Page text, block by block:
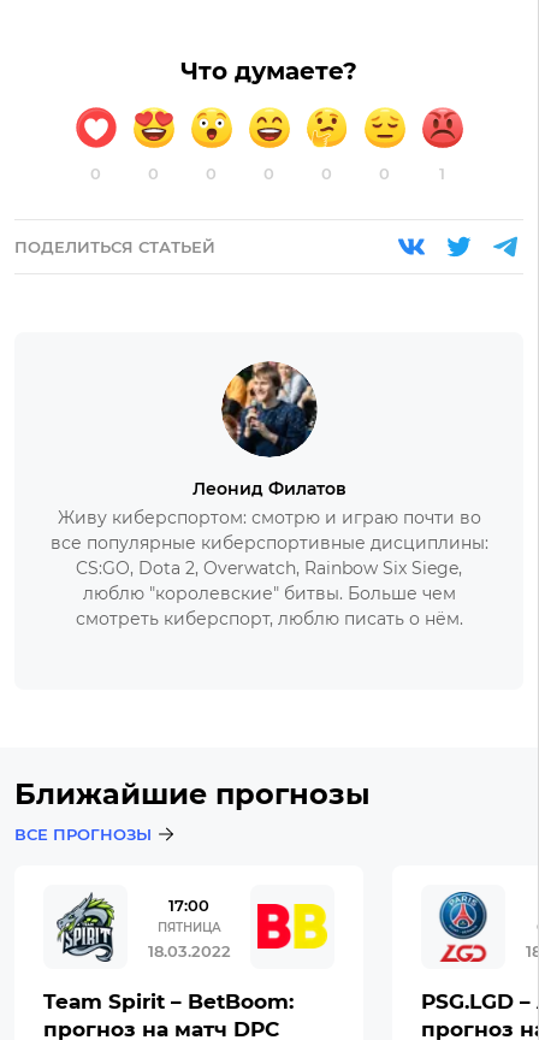
Что думаете?
0 0 0 0 0 0 1
ПОДЕЛИТЬСЯ СТАТЬЕЙ
Леонид Филатов
Живу киберспортом: смотрю и играю почти во
все популярные киберспортивные дисциплины:
CS:GO, Dota 2, Overwatch, Rainbow Six Siege,
люблю "королевские" битвы. Больше чем
смотреть киберспорт, люблю писать о нём.
Ближайшие прогнозы
ВСЕ ПРОГНОЗЫ
17:00
ПЯТНИЦА
18.03.2022
Team Spirit – BetBoom:
прогноз на матч DPC
PSG.LGD
прогноз